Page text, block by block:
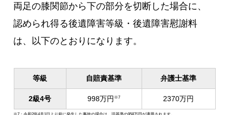
両足の膝関節から下の部分を切断した場合に、
認められ得る後遺障害等級・後遺障害慰謝料
は、以下のとおりになります。
等級 自賠責基準 弁護士基準
2級4号 998万円 ※7 2370万円